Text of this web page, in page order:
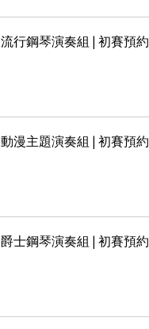
流行鋼琴演奏組 | 初賽預約
動漫主題演奏組 | 初賽預約
爵士鋼琴演奏組 | 初賽預約